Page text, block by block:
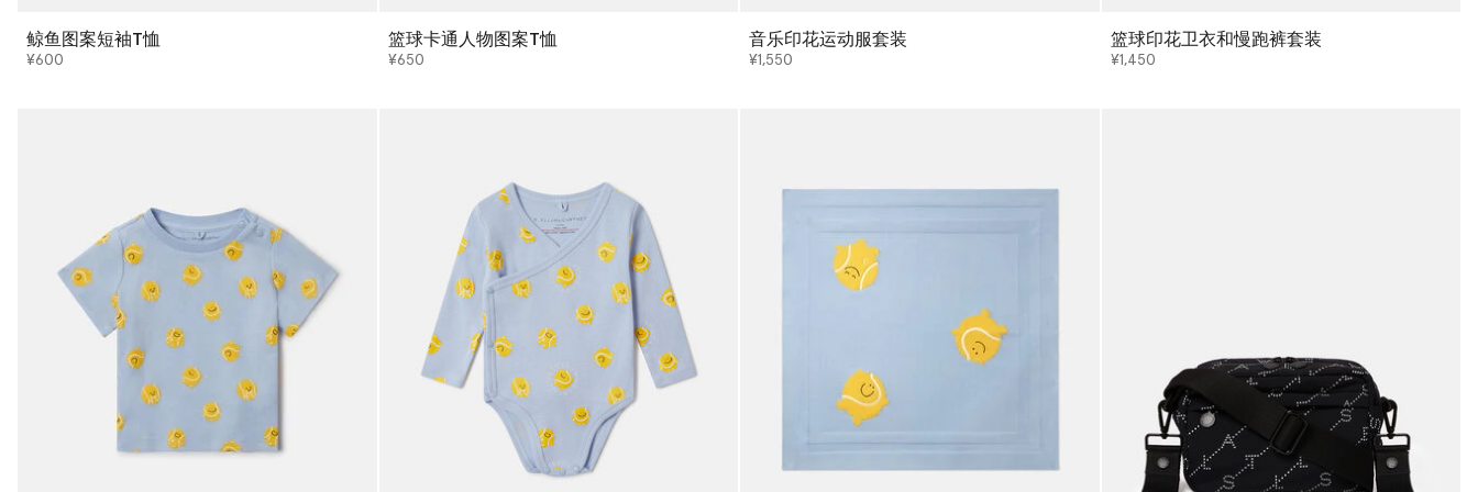
鲸鱼图案短袖T恤
¥600
篮球卡通人物图案T恤
¥650
音乐印花运动服套装
¥1,550
篮球印花卫衣和慢跑裤套装
¥1,450